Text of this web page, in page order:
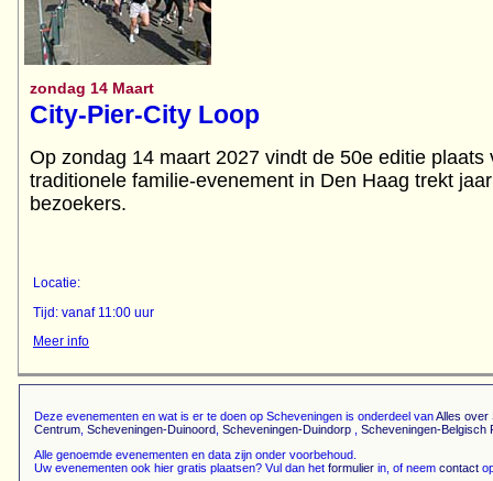
zondag 14 Maart
City-Pier-City Loop
Op zondag 14 maart 2027 vindt de 50e editie
traditionele familie-evenement in Den Haag trekt
bezoekers.
Locatie:
Tijd: vanaf 11:00 uur
Meer info
Deze evenementen en wat is er te doen op Scheveningen is onderdeel vanAlles over
Centrum Scheveningen-Duinoord Scheveningen-Duindorp
Scheveningen-Belgisch
Alle genoemde evenementen en data zijn onder voorbehoud.
Uw evenementen ook hier gratis plaatsen? Vul dan het formulier in, of neem contact